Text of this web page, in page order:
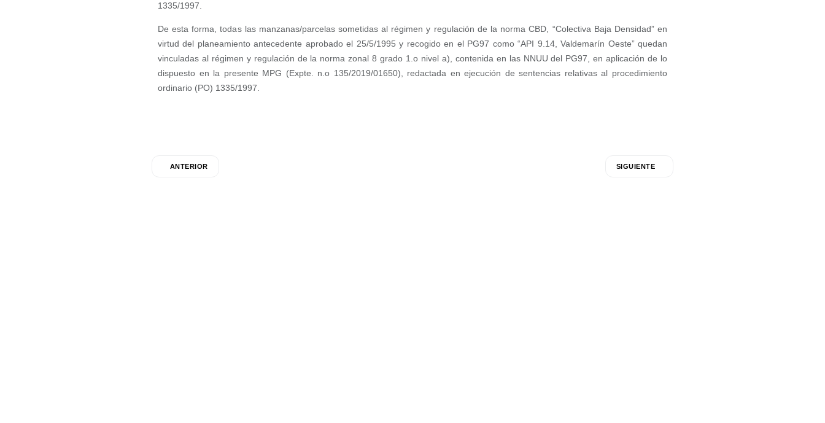
1335/1997.
De esta forma, todas las manzanas/parcelas sometidas al régimen y regulación de la norma CBD, “Colectiva Baja Densidad” en
virtud del planeamiento antecedente aprobado el 25/5/1995 y recogido en el PG97 como “API 9.14, Valdemarín Oeste” quedan
vinculadas al régimen y regulación de la norma zonal 8 grado 1.o nivel a), contenida en las NNUU del PG97, en aplicación de lo
dispuesto en la presente MPG (Expte. n.o 135/2019/01650), redactada en ejecución de sentencias relativas al procedimiento
ordinario (PO) 1335/1997.
ANTERIOR SIGUIENTE